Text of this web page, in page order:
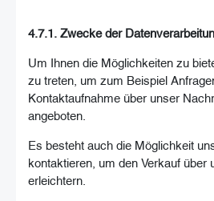
4.7.1. Zwecke der
Um Ihnen die Möglichkeiten zu
zu treten, um zum Beispiel
Kontaktaufnahme über unser
angeboten.
Es besteht auch die Möglichkeit
kontaktieren, um den Verkauf über
erleichtern.